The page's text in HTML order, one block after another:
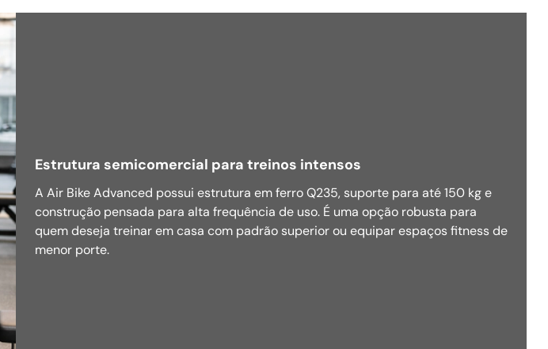
Estrutura semicomercial para treinos intensos
A Air Bike Advanced possui estrutura em ferro Q235, suporte para até 150 kg e
construção pensada para alta frequência de uso. É uma opção robusta para
quem deseja treinar em casa com padrão superior ou equipar espaços fitness de
menor porte.